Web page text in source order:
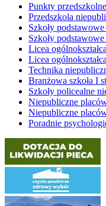
Punkty
Przedszkola
Szkoły
Szkoły
Licea
Licea
Technika
Branżowa szkoła I
Szkoły policealne
Niepubliczne
Niepubliczne
Poradnie